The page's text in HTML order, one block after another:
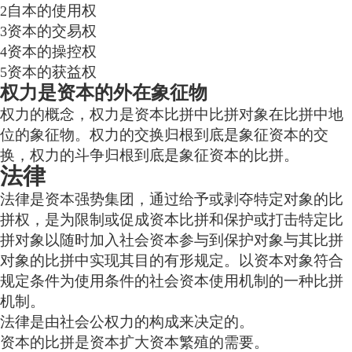
2自本的使用权
3资本的交易权
4资本的操控权
5资本的获益权
权力是资本的外在象征物
权力的概念，权力是资本比拼中比拼对象在比拼中地
位的象征物。权力的交换归根到底是象征资本的交
换，权力的斗争归根到底是象征资本的比拼。
法律
法律是资本强势集团，通过给予或剥夺特定对象的比
拼权，是为限制或促成资本比拼和保护或打击特定比
拼对象以随时加入社会资本参与到保护对象与其比拼
对象的比拼中实现其目的有形规定。以资本对象符合
规定条件为使用条件的社会资本使用机制的一种比拼
机制。
法律是由社会公权力的构成来决定的。
资本的比拼是资本扩大资本繁殖的需要。